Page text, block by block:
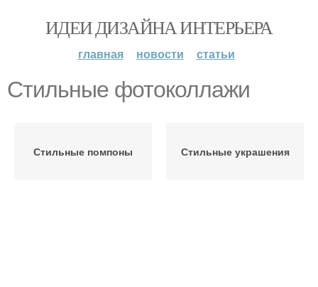
ИДЕИ ДИЗАЙНА ИНТЕРЬЕРА
главная новости статьи
Стильные фотоколлажи
Стильные помпоны Стильные украшения